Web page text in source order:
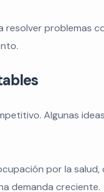
resolver problemas
Algunas
por la salud,
demanda creciente.